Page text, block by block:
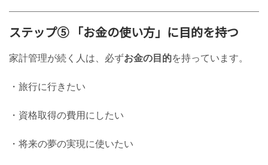
ステップ⑤ 「お金の使い方」に目的を持つ
家計管理が続く人は、必ずお金の目的を持っています。
・旅行に行きたい
・資格取得の費用にしたい
・将来の夢の実現に使いたい